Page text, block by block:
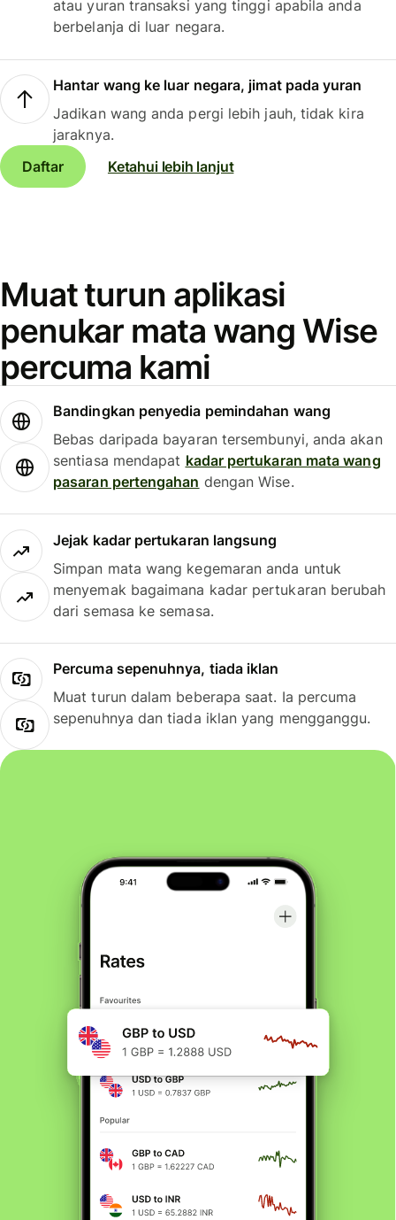
atau yuran transaksi yang tinggi apabila anda
berbelanja di luar negara.
Hantar wang ke luar negara, jimat pada yuran
Jadikan wang anda pergi lebih jauh, tidak kira
jaraknya.
Daftar
Ketahui lebih lanjut
Muat turun aplikasi
penukar mata wang Wise
percuma kami
Bandingkan penyedia pemindahan wang
Bebas daripada bayaran tersembunyi, anda akan
sentiasa mendapat kadar pertukaran mata wang
pasaran pertengahan dengan Wise.
Jejak kadar pertukaran langsung
Simpan mata wang kegemaran anda untuk
menyemak bagaimana kadar pertukaran berubah
dari semasa ke semasa.
Percuma sepenuhnya, tiada iklan
Muat turun dalam beberapa saat. Ia percuma
sepenuhnya dan tiada iklan yang mengganggu.